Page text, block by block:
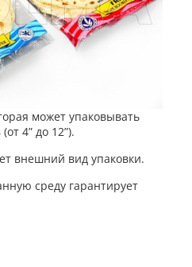
может упаковывать
4” до 12”).
внешний вид упаковки.
среду гарантирует